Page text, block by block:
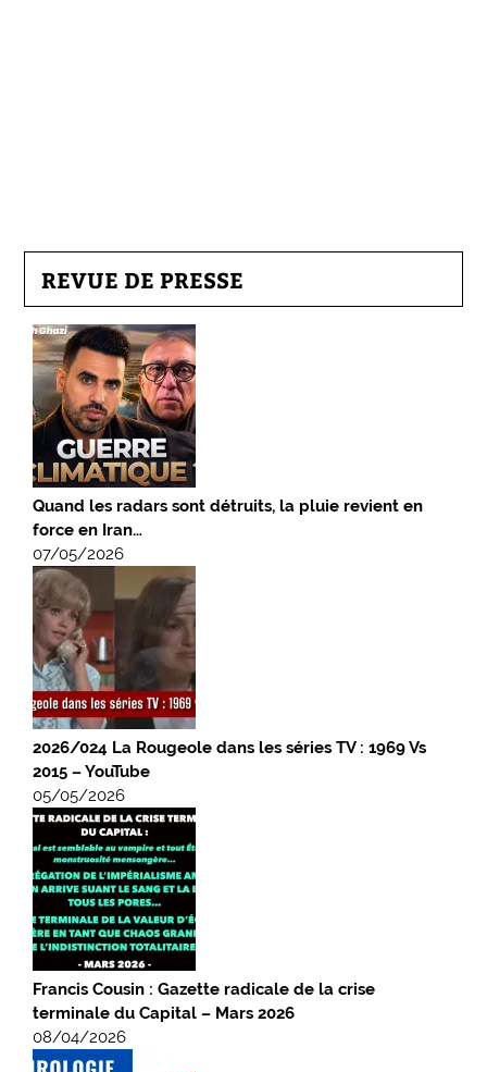
REVUE DE PRESSE
Quand les radars sont détruits, la pluie revient en
force en Iran…
07/05/2026
2026/024 La Rougeole dans les séries TV : 1969 Vs
2015 – YouTube
05/05/2026
Francis Cousin : Gazette radicale de la crise
terminale du Capital – Mars 2026
08/04/2026